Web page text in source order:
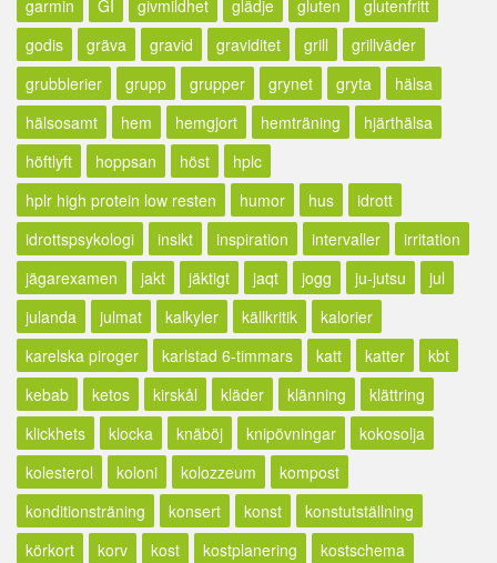
garmin GI givmildhet glädje gluten
glutenfritt
godis
gräva gravid graviditet grill
grillväder
grubblerier
grupp grupper grynet gryta
hälsa
hälsosamt
hem hemgjort hemträning
hjärthälsa
höftlyft
hoppsan höst
hplc
hplr high protein low resten
humor hus
idrott
idrottspsykologi
insikt inspiration intervaller
irritation
jägarexamen
jakt jäktigt jaqt jogg ju-jutsu
jul
julanda
julmat kalkyler källkritik
kalorier
karelska piroger
karlstad 6-timmars katt katter
kbt
kebab
ketos kirskål kläder klänning
klättring
klickhets
klocka knäböj knipövningar
kokosolja
kolesterol
koloni kolozzeum
kompost
konditionsträning
konsert konst
konstutställning
körkort
korv kost kostplanering
kostschema